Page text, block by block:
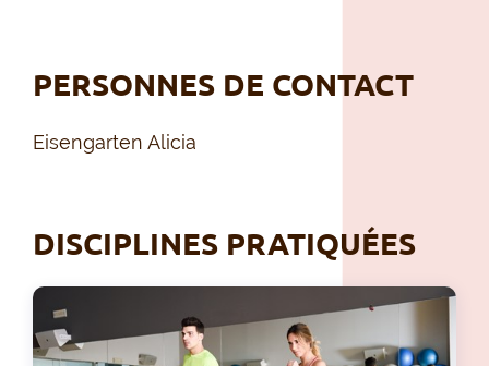
PERSONNES DE CONTACT
Eisengarten Alicia
DISCIPLINES PRATIQUÉES